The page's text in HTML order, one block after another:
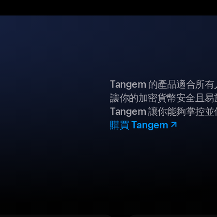
Tangem 的產品適合所
讓你的加密貨幣安全且
Tangem 讓你能夠掌控
購買 Tangem